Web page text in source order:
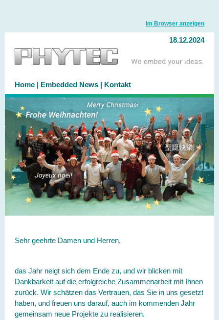
Im Browser anzeigen
18.12.2024
Home | Embedded News | Kontakt
Sehr geehrte Damen und Herren,
das Jahr neigt sich dem Ende zu, und wir blicken mit
Dankbarkeit auf die erfolgreiche Zusammenarbeit mit Ihnen
zurück. Wir schätzen das Vertrauen, das Sie in uns gesetzt
haben, und freuen uns darauf, auch im kommenden Jahr
gemeinsam neue Projekte zu realisieren.